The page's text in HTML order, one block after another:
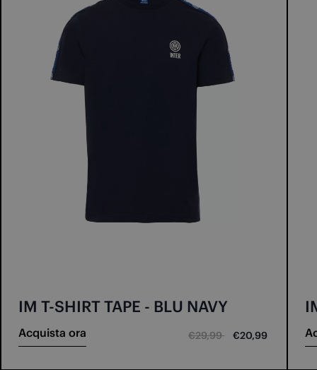
IM T-SHIRT TAPE - BLU NAVY
Acquista ora €29,99 €20,99